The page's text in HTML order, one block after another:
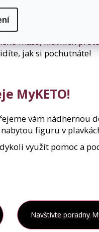
můžete např. po
kdykoliv a v
užitečněji. Stačí
masa, hlavních
jak si pochutnáte!
MyKETO!
vám
figuru v
využít pomoc a
Navštivte poradny